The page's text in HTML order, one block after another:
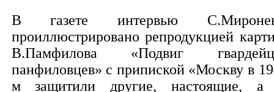
В газете интервью
проиллюстрировано репродукцией
В.Памфилова «Подвиг
панфиловцев» с припиской «Москву в
м защитили другие, настоящие, а